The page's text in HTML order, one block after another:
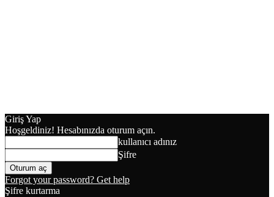
Giriş Yap
Hoşgeldiniz! Hesabınızda oturum açın.
kullanıcı adınız
Şifre
Forgot your password? Get help
Şifre kurtarma